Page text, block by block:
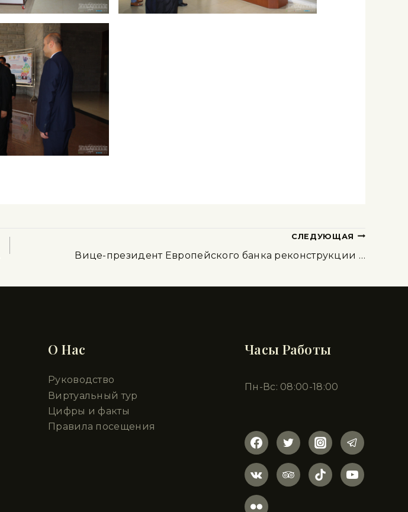
СЛЕДУЮЩАЯ
Вице-президент Европейского банка реконструкции …
О Нас
Руководство
Виртуальный тур
Цифры и факты
Правила посещения
Часы Работы
Пн-Вс: 08:00-18:00